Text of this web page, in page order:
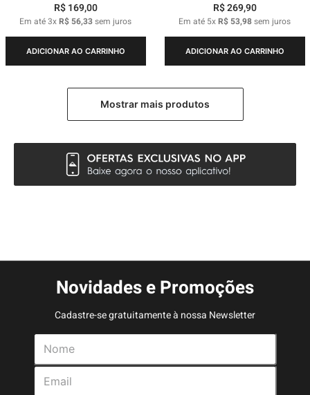
R$ 169,00
Em até3xR$ 56,33sem juros
ADICIONAR AO CARRINHO
R$269,90
Em até 5xR$ 53,98sem juros
ADICIONAR AO CARRINHO
Novidades e Promoções
Cadastre-se gratuitamente à nossa Newsletter